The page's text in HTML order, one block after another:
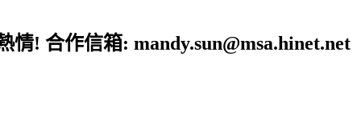
! 合作信箱: mandy.sun@msa.hinet.net